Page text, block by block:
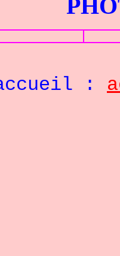
: